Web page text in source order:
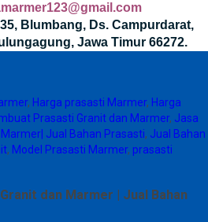
Blumbang, Ds. Campurdarat,
Jawa Timur 66272.
, Harga prasasti Marmer, Harga
Prasasti Granit dan Marmer, Jasa
Jual Bahan Prasasti, Jual Bahan
, Model Prasasti Marmer, prasasti
dan Marmer | Jual Bahan